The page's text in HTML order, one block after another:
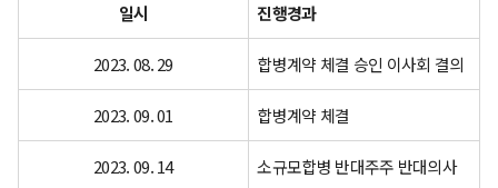
일시 진행경과
2023. 08. 29 합병계약 체결 승인 이사회 결의
2023. 09. 01 합병계약 체결
2023. 09. 14
소규모합병 반대주주 반대의사